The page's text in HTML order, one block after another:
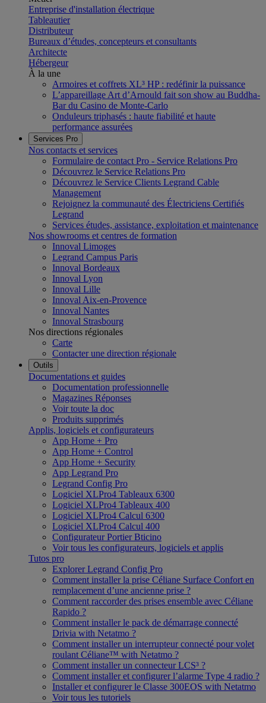
Entreprise d'installation électrique
Tableautier
Distributeur
Bureaux d’études, concepteurs et consultants
Architecte
Hébergeur
À la une
Armoires et coffrets XL³ HP : redéfinir la puissance
L’appareillage Art d’Arnould fait son show au Buddha-
Bar du Casino de Monte-Carlo
Onduleurs triphasés : haute fiabilité et haute
performance assurées
Services Pro
Nos contacts et services
Formulaire de contact Pro - Service Relations Pro
Découvrez le Service Relations Pro
Découvrez le Service Clients Legrand Cable
Management
Rejoignez la communauté des Électriciens Certifiés
Legrand
Services études, assistance, exploitation et maintenance
Nos showrooms et centres de formation
Innoval Limoges
Legrand Campus Paris
Innoval Bordeaux
Innoval Lyon
Innoval Lille
Innoval Aix-en-Provence
Innoval Nantes
Innoval Strasbourg
Nos directions régionales
Carte
Contacter une direction régionale
Outils
Documentations et guides
Documentation professionnelle
Magazines Réponses
Voir toute la doc
Produits supprimés
Applis, logiciels et configurateurs
App Home + Pro
App Home + Control
App Home + Security
App Legrand Pro
Legrand Config Pro
Logiciel XLPro4 Tableaux 6300
Logiciel XLPro4 Tableaux 400
Logiciel XLPro4 Calcul 6300
Logiciel XLPro4 Calcul 400
Configurateur Portier Bticino
Voir tous les configurateurs, logiciels et applis
Tutos pro
Explorer Legrand Config Pro
Comment installer la prise Céliane Surface Confort en
remplacement d’une ancienne prise ?
Comment raccorder des prises ensemble avec Céliane
Rapido ?
Comment installer le pack de démarrage connecté
Drivia with Netatmo ?
Comment installer un interrupteur connecté pour volet
roulant Céliane™ with Netatmo ?
Comment installer un connecteur LCS³ ?
Comment installer et configurer l’alarme Type 4 radio ?
Installer et configurer le Classe 300EOS with Netatmo
Voir tous les tutoriels